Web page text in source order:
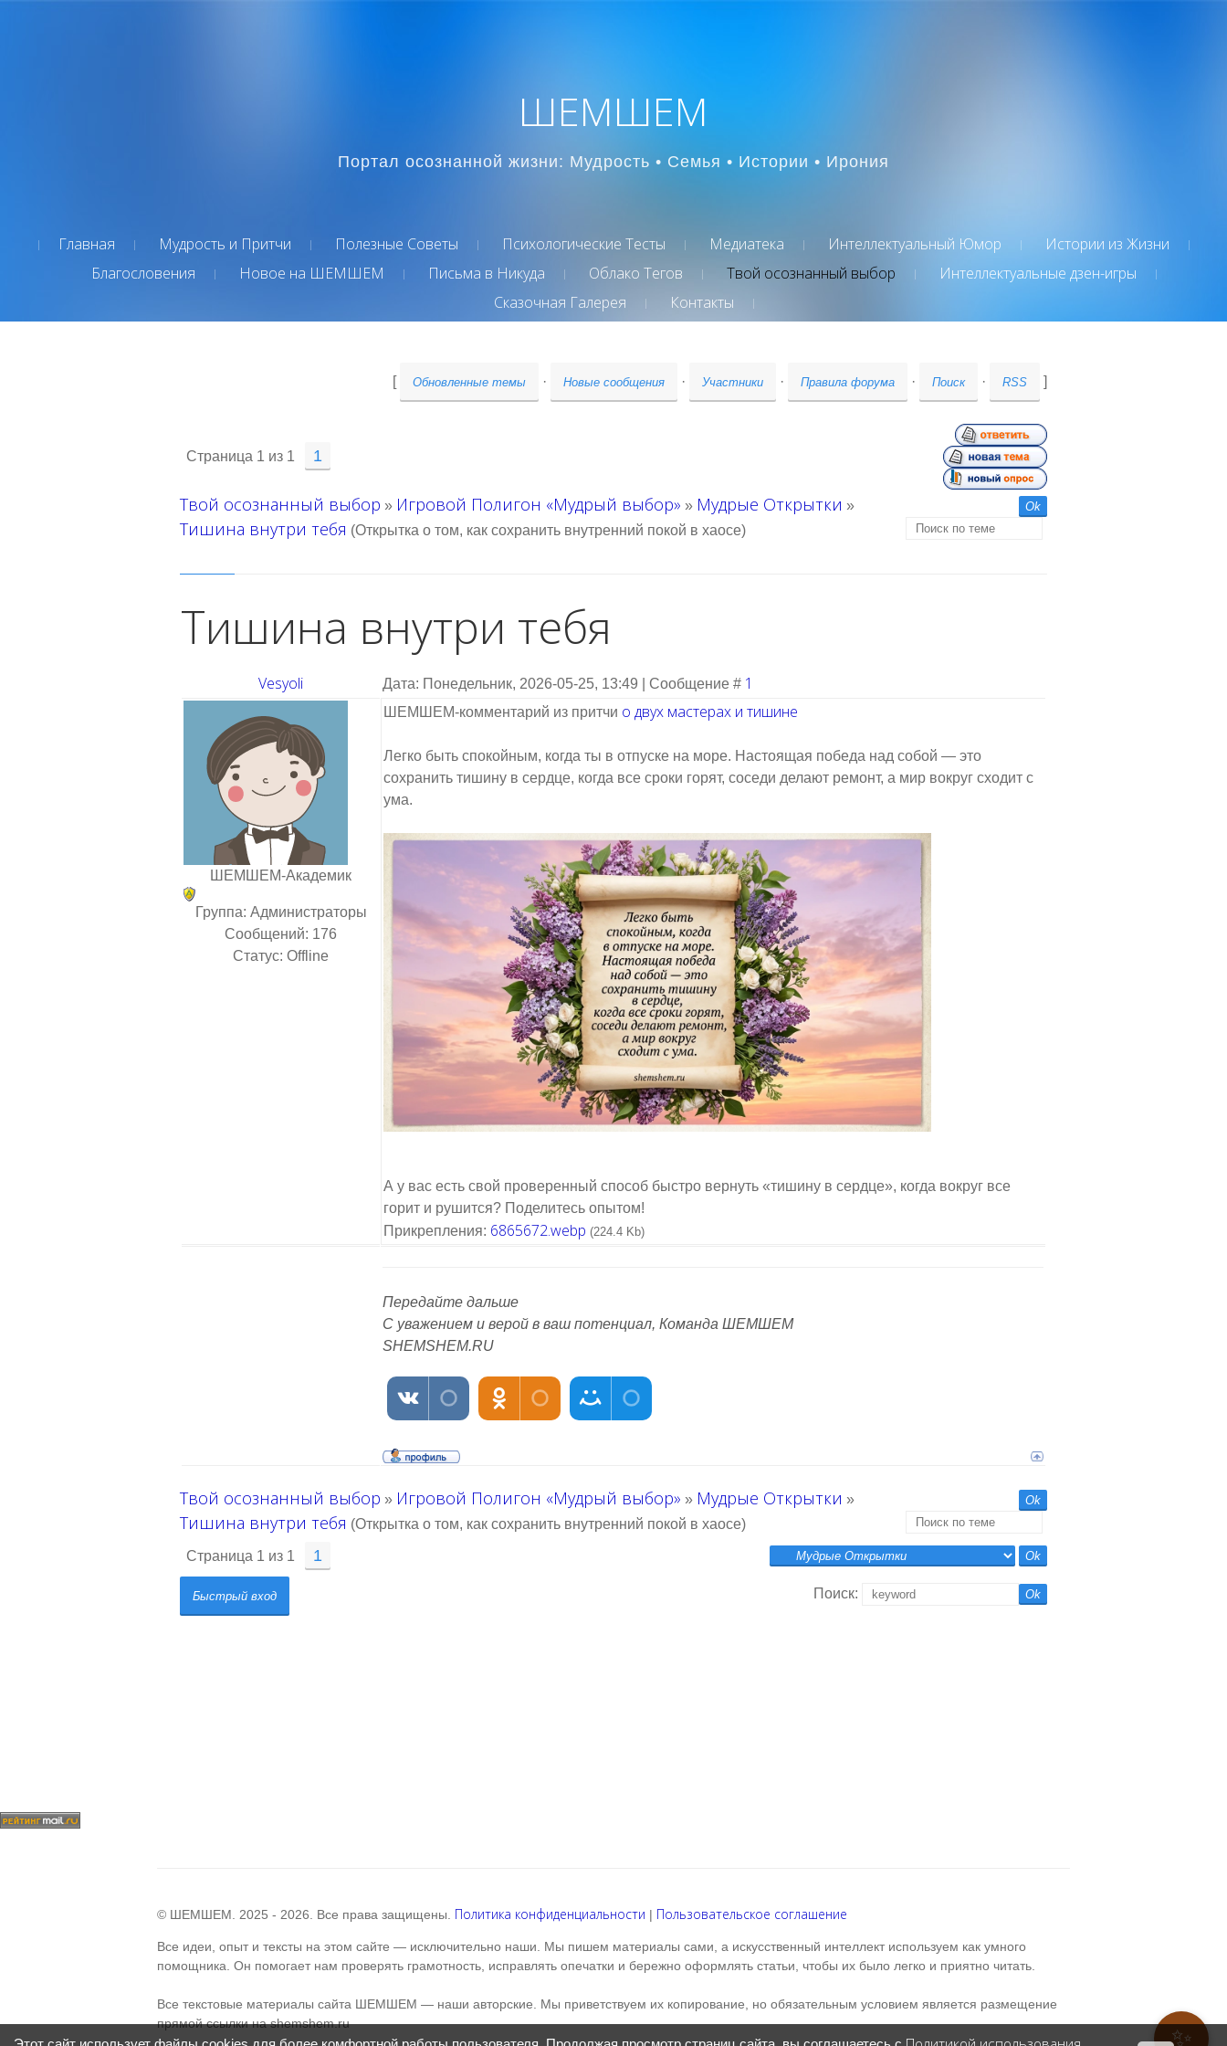
ШЕМШЕМ
Портал осознанной жизни: Мудрость • Семья • Истории • Ирония
Главная Мудрость и Притчи Полезные Советы Психологические Тесты Медиатека Интеллектуальный Юмор
Истории из Жизни
Благословения
Новое на ШЕМШЕМ Письма в Никуда Облако Тегов Твой осознанный выбор
Интеллектуальные дзен-игры
Сказочная Галерея
Контакты
[ Обновленные темы · Новые сообщения · Участники · Правила форума · Поиск · RSS ]
Страница 1 из 1 1
Твой осознанный выбор » Игровой Полигон «Мудрый выбор» » Мудрые Открытки »
Тишина внутри тебя (Открытка о том, как сохранить внутренний покой в хаосе)
Тишина внутри тебя
Vesyoli Дата: Понедельник, 2026-05-25, 13:49 | Сообщение # 1
ШЕМШЕМ-Академик
Группа: Администраторы
Сообщений: 176
Статус: Offline
ШЕМШЕМ-комментарий из притчи о двух мастерах и тишине
Легко быть спокойным, когда ты в отпуске на море. Настоящая победа над собой — это
сохранить тишину в сердце, когда все сроки горят, соседи делают ремонт, а мир вокруг сходит с
ума.
А у вас есть свой проверенный способ быстро вернуть «тишину в сердце», когда вокруг все
горит и рушится? Поделитесь опытом!
Прикрепления: 6865672.webp (224.4 Kb)
Передайте дальше
С уважением и верой в ваш потенциал, Команда ШЕМШЕМ
SHEMSHEM.RU
Твой осознанный выбор » Игровой Полигон «Мудрый выбор» » Мудрые Открытки »
Тишина внутри тебя (Открытка о том, как сохранить внутренний покой в хаосе)
Страница 1 из 1 1
Поиск:
✨
© ШЕМШЕМ. 2025 - 2026. Все права защищены. Политика конфиденциальности | Пользовательское соглашение
Все идеи, опыт и тексты на этом сайте — исключительно наши. Мы пишем материалы сами, а искусственный интеллект используем как умного
помощника. Он помогает нам проверять грамотность, исправлять опечатки и бережно оформлять статьи, чтобы их было легко и приятно читать.
Все текстовые материалы сайта ШЕМШЕМ — наши авторские. Мы приветствуем их копирование, но обязательным условием является размещение
прямой ссылки на shemshem.ru